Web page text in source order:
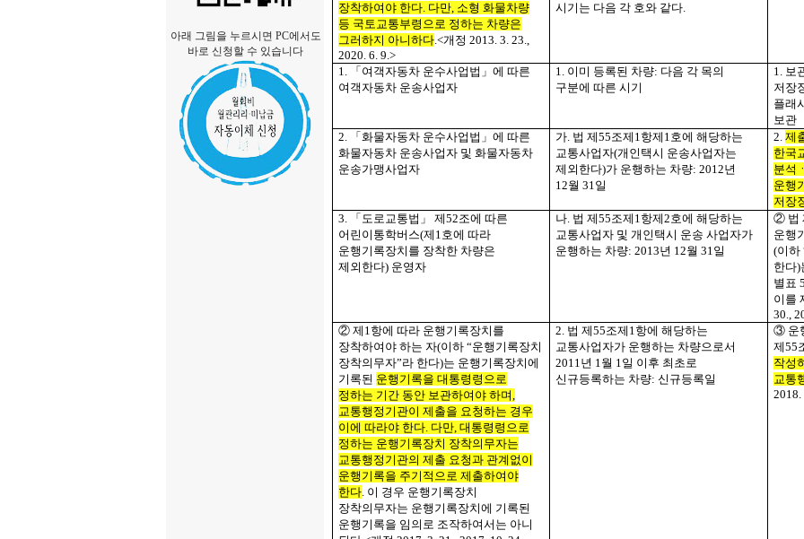
아래 그림을 누르시면 PC에서도
바로 신청할 수 있습니다
장착하여야 한다. 다만, 소형 화물차량
등 국토교통부령으로 정하는 차량은
그러하지 아니하다.<개정 2013. 3. 23.,
2020. 6. 9.>
시기는 다음 각 호와 같다.
1.
「여객자동차 운수사업법」에 따른
여객자동차 운송사업자
1. 이미 등록된 차량: 다음 각 목의
구분에 따른 시기
1. 보
저장
플래
보관
2.
「화물자동차 운수사업법」에 따른
화물자동차 운송사업자 및 화물자동차
운송가맹사업자
가. 법 제55조제 1항제 1호에 해당하는
교통사업자(개인택시 운송사업자는
제외한다)가 운행하는 차량: 2012년
12월 31일
2.제
한국
분석
운행
저장
3.
「도로교통법」 제52조에 따른
어린이통학버스(제 1호에 따라
운행기록장치를 장착한 차량은
제외한다) 운영자
나. 법 제55조제 1항제2호에 해당하는
교통사업자 및 개인택시 운송 사업자가
운행하는 차량: 2013년 12월 31일
② 법
운행
(이하
한다)
별표
이를
30.,
② 제 1항에 따라 운행기록장치를
장착하여야 하는 자(이하 “운행기록장치
장착의무자”라 한다)는 운행기록장치에
기록된 운행기록을 대통령령으로
정하는 기간 동안 보관하여야 하며,
교통행정기관이 제출을 요청하는 경우
이에 따라야 한다. 다만,대통령령으로
정하는 운행기록장치 장착의무자는
교통행정기관의 제출 요청과 관계없이
운행기록을 주기적으로 제출하여야
한다. 이 경우 운행기록장치
장착의무자는 운행기록장치에 기록된
운행기록을 임의로 조작하여서는 아니
2. 법 제55조제 1항에 해당하는
교통사업자가 운행하는 차량으로서
2011년 1월 1일 이후 최초로
신규등록하는 차량:신규등록일
③ 운
제55
작성
교통
2018.